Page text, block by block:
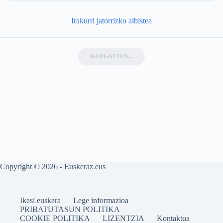
Irakurri jatorrizko albistea
KARGATZEN...
Copyright © 2026 - Euskeraz.eus
Ikasi euskara
Lege informazioa
PRIBATUTASUN POLITIKA
COOKIE POLITIKA
LIZENTZIA Kontaktua